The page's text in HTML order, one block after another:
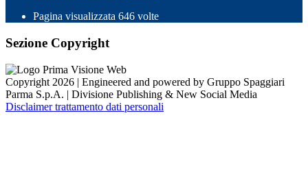
Pagina visualizzata 646 volte
Sezione Copyright
Copyright 2026 | Engineered and powered by Gruppo Spaggiari
Parma S.p.A. | Divisione Publishing & New Social Media
Disclaimer trattamento dati personali